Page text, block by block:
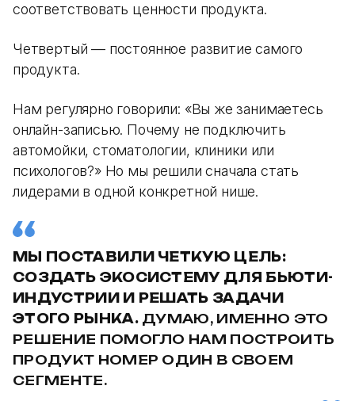
соответствовать ценности продукта.
Четвертый — постоянное развитие самого
продукта.
Нам регулярно говорили: «Вы же занимаетесь
онлайн-записью. Почему не подключить
автомойки, стоматологии, клиники или
психологов?» Но мы решили сначала стать
лидерами в одной конкретной нише.
МЫ ПОСТАВИЛИ ЧЕТКУЮ ЦЕЛЬ:
СОЗДАТЬ ЭКОСИСТЕМУ ДЛЯ БЬЮТИ-
ИНДУСТРИИ И РЕШАТЬ ЗАДАЧИ
ЭТОГО РЫНКА. ДУМАЮ, ИМЕННО ЭТО
РЕШЕНИЕ ПОМОГЛО НАМ ПОСТРОИТЬ
ПРОДУКТ НОМЕР ОДИН В СВОЕМ
СЕГМЕНТЕ.